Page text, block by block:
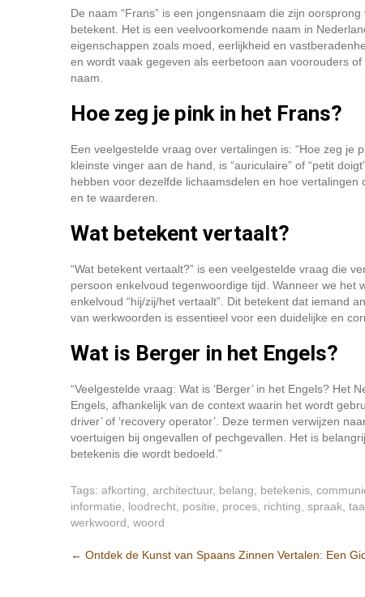
De naam “Frans” is een jongensnaam die zijn
betekent. Het is een veelvoorkomende naam in
eigenschappen zoals moed, eerlijkheid en
en wordt vaak gegeven als eerbetoon aan voorouders
naam.
Hoe zeg je pink in het Frans?
Een veelgestelde vraag over vertalingen is: “Hoe zeg je
kleinste vinger aan de hand, is “auriculaire” of “petit
hebben voor dezelfde lichaamsdelen en hoe
en te waarderen.
Wat betekent vertaalt?
“Wat betekent vertaalt?” is een veelgestelde vraag die
persoon enkelvoud tegenwoordige tijd. Wanneer we het
enkelvoud “hij/zij/het vertaalt”. Dit betekent dat iemand
van werkwoorden is essentieel voor een duidelijke en
Wat is Berger in het Engels?
“Veelgestelde vraag: Wat is ‘Berger’ in het Engels? Het
Engels, afhankelijk van de context waarin het wordt
driver’ of ‘recovery operator’. Deze termen verwijzen
voertuigen bij ongevallen of pechgevallen. Het is
betekenis die wordt bedoeld.”
Tags: afkorting architectuur, belang betekenis
informatie
loodrecht positie proces richting spraak
werkwoord woord
Berichtnavigatie
← Ontdek de Kunst van Spaans Zinnen Vertalen: Een